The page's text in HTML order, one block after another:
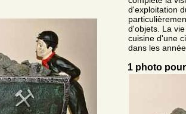
d'exploitation
d'objets. La
cuisine d'une
dans les
1 photo